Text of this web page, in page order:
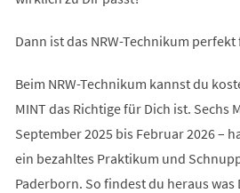
Dann ist das NRW-Technikum perfekt
Beim NRW-Technikum kannst du
MINT das Richtige für Dich ist. Sechs
September 2025 bis Februar 2026 –
ein bezahltes Praktikum und
Paderborn. So findest du heraus